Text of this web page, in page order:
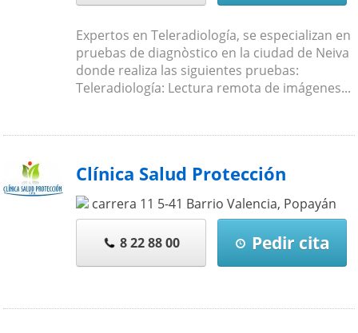
Expertos en Teleradiología, se especializan en
pruebas de diagnòstico en la ciudad de Neiva
donde realiza las siguientes pruebas:
Teleradiología: Lectura remota de imágenes...
Clínica Salud Protección
carrera 11 5-41 Barrio Valencia, Popayán
8 22 88 00 Pedir cita